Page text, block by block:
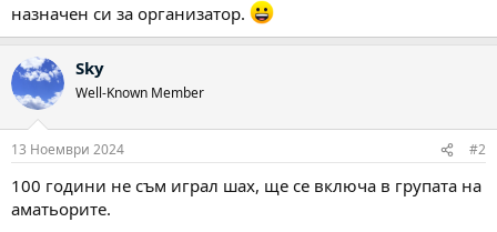
назначен си за организатор.
Sky
Well-Known Member
13 Ноември 2024 #2
100 години не съм играл шах, ще се включа в групата на
аматьорите.